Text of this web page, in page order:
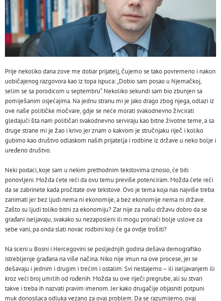
Prije nekoliko dana zove me dobar prijatelj, čujemo se tako povremeno i nakon
uobičajenog razgovora kao iz topa ispuca: „Dobio sam posao u Njemačkoj,
selim se sa porodicom u septembru“. Nekoliko sekundi sam bio zbunjen sa
pomiješanim osjećajima. Na jednu stranu mi je jako drago zbog njega, odlazi iz
ove naše političke močvare, gdje se neće morati svakodnevno živcirati
gledajući šta nam političari svakodnevno serviraju kao bitne životne teme, a sa
druge strane mi je žao i krivo jer znam o kakvom je stručnjaku riječ i koliko
gubimo kao društvo odlaskom naših prijatelja i rodbine iz države u neko bolje i
uređeno društvo.
Neki podaci, koje sam u nekim prethodnim tekstovima iznosio, će biti
ponovljeni. Možda ćete reći da ovu temu previše potenciram. Možda ćete reći
da se zabrinete kada pročitate ove tekstove. Ovo je tema koja nas najviše treba
zanimati jer bez ljudi nema ni ekonomije, a bez ekonomije nema ni države.
Zašto su ljudi toliko bitni za ekonomiju? Zar nije za našu državu dobro da se
građani iseljavaju, svakako su nezaposleni ili mogu pronaći bolje uslove za
sebe vani, pa onda slati novac rodbini koji će ga ovdje trošiti?
Na sceni u Bosni i Hercegovini se posljednjih godina dešava demografsko
istrebljenje građana na više načina. Niko nije imun na ove procese, jer se
dešavaju i jednim i drugim i trećim i ostalim. Svi nestajemo – ili iseljavanjem ili
kroz veći broj umrlih od rođenih. Možda su ove riječi pregrube, ali su stvari
takve i treba ih nazvati pravim imenom. Jer kako drugačije objasniti potpuni
muk donosilaca odluka vezano za ovaj problem. Da se razumijemo, ovaj